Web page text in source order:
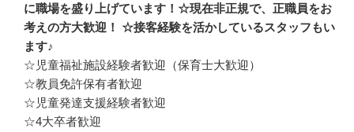
に職場を盛り上げています！☆現在非正規で、正職員をお
考えの方大歓迎！ ☆接客経験を活かしているスタッフもい
ます♪
☆児童福祉施設経験者歓迎（保育士大歓迎）
☆教員免許保有者歓迎
☆児童発達支援経験者歓迎
☆4大卒者歓迎